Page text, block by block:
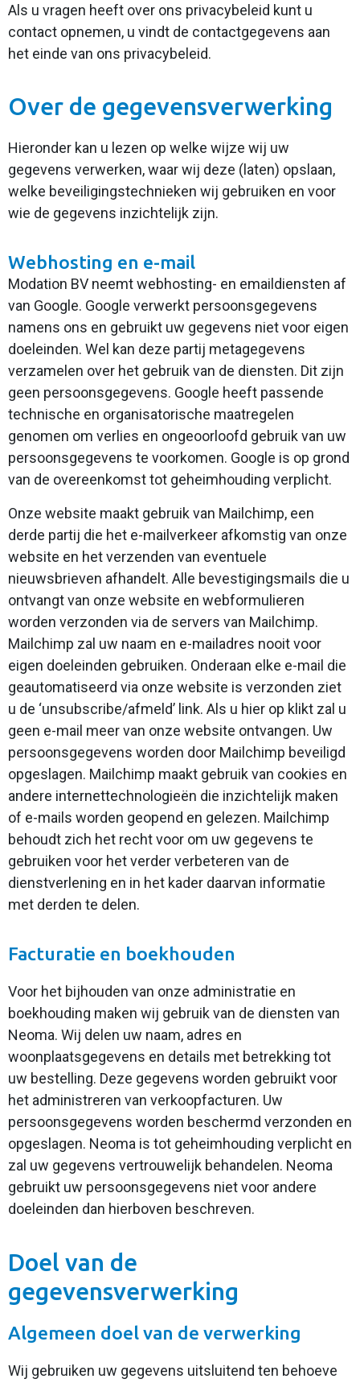
Als u vragen heeft over ons privacybeleid kunt u
contact opnemen, u vindt de contactgegevens aan
het einde van ons privacybeleid.
Over de gegevensverwerking
Hieronder kan u lezen op welke wijze wij uw
gegevens verwerken, waar wij deze (laten) opslaan,
welke beveiligingstechnieken wij gebruiken en voor
wie de gegevens inzichtelijk zijn.
Webhosting en e-mail
Modation BV neemt webhosting- en emaildiensten af
van Google. Google verwerkt persoonsgegevens
namens ons en gebruikt uw gegevens niet voor eigen
doeleinden. Wel kan deze partij metagegevens
verzamelen over het gebruik van de diensten. Dit zijn
geen persoonsgegevens. Google heeft passende
technische en organisatorische maatregelen
genomen om verlies en ongeoorloofd gebruik van uw
persoonsgegevens te voorkomen. Google is op grond
van de overeenkomst tot geheimhouding verplicht.
Onze website maakt gebruik van Mailchimp, een
derde partij die het e-mailverkeer afkomstig van onze
website en het verzenden van eventuele
nieuwsbrieven afhandelt. Alle bevestigingsmails die u
ontvangt van onze website en webformulieren
worden verzonden via de servers van Mailchimp.
Mailchimp zal uw naam en e-mailadres nooit voor
eigen doeleinden gebruiken. Onderaan elke e-mail die
geautomatiseerd via onze website is verzonden ziet
u de ‘unsubscribe/afmeld’ link. Als u hier op klikt zal u
geen e-mail meer van onze website ontvangen. Uw
persoonsgegevens worden door Mailchimp beveiligd
opgeslagen. Mailchimp maakt gebruik van cookies en
andere internettechnologieën die inzichtelijk maken
of e-mails worden geopend en gelezen. Mailchimp
behoudt zich het recht voor om uw gegevens te
gebruiken voor het verder verbeteren van de
dienstverlening en in het kader daarvan informatie
met derden te delen.
Facturatie en boekhouden
Voor het bijhouden van onze administratie en
boekhouding maken wij gebruik van de diensten van
Neoma. Wij delen uw naam, adres en
woonplaatsgegevens en details met betrekking tot
uw bestelling. Deze gegevens worden gebruikt voor
het administreren van verkoopfacturen. Uw
persoonsgegevens worden beschermd verzonden en
opgeslagen. Neoma is tot geheimhouding verplicht en
zal uw gegevens vertrouwelijk behandelen. Neoma
gebruikt uw persoonsgegevens niet voor andere
doeleinden dan hierboven beschreven.
Doel van de
gegevensverwerking
Algemeen doel van de verwerking
Wij gebruiken uw gegevens uitsluitend ten behoeve